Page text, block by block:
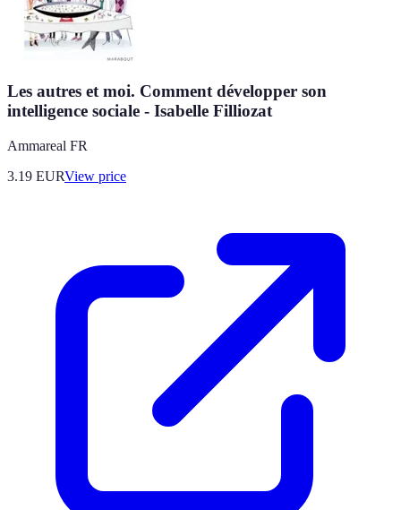
Les autres et moi. Comment développer son
intelligence sociale - Isabelle Filliozat
Ammareal FR
3.19 EURView price